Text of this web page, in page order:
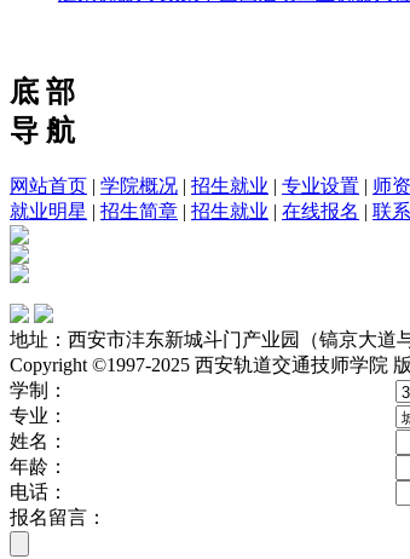
底 部
导 航
网站首页 | 学院概况 | 招生就业 | 专业设置 | 师
就业明星 | 招生简章 | 招生就业 | 在线报名 | 联
地址：西安市沣东新城斗门产业园（镐京大道
Copyright ©1997-2025 西安轨道交通技师学院
学制：
专业：
姓名：
年龄：
电话：
报名留言：